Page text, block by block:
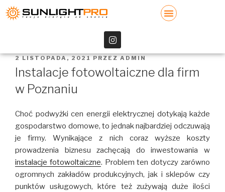
2 LISTOPADA, 2021PRZEZADMIN
Instalacje fotowoltaiczne dla firm
w Poznaniu
Choć podwyżki cen energii elektrycznej dotykają każde
gospodarstwo domowe, to jednak najbardziej odczuwają
je firmy. Wynikające z nich coraz wyższe koszty
prowadzenia biznesu zachęcają do inwestowania w
instalacje fotowoltaiczne. Problem ten dotyczy zarówno
ogromnych zakładów produkcyjnych, jak i sklepów czy
punktów usługowych, które też zużywają duże ilości